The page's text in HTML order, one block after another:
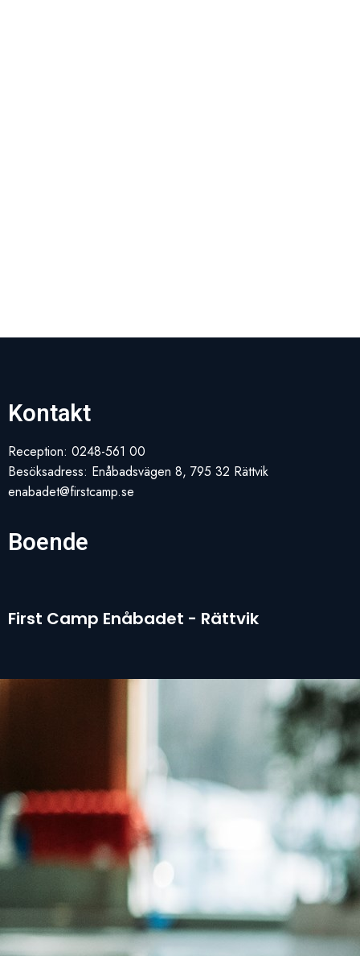
Kontakt
Reception: 0248-561 00
Besöksadress: Enåbadsvägen 8, 795 32 Rättvik
enabadet@firstcamp.se
Boende
First Camp Enåbadet - Rättvik